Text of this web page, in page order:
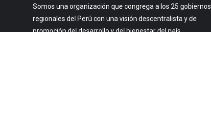
Somos una organización que congrega a los 25 gobiernos
regionales del Perú con una visión descentralista y de
promoción del desarrollo y del bienestar del país.